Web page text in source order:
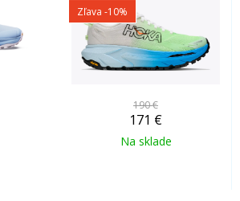
Zľava -10%
190 €
171 €
Na sklade